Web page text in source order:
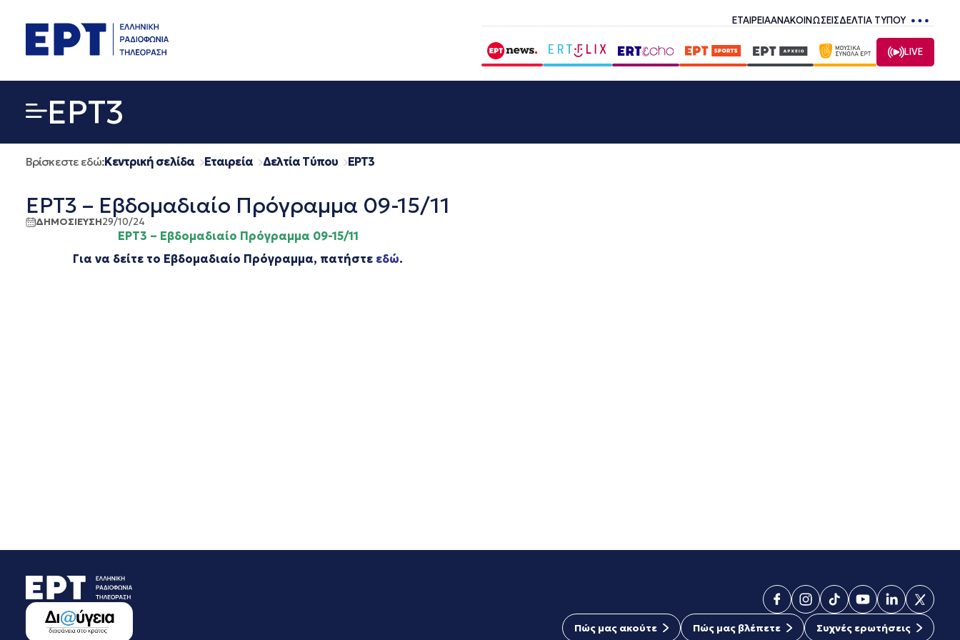
περιεχόμενο
ΕΤΑΙΡΕΙΑΑΝΑΚΟΙΝΩΣΕΙΣΔΕΛΤΙΑ ΤΥΠΟΥ
LIVE
EΡΤ3
Βρίσκεστε εδώ:Κεντρική σελίδα Εταιρεία Δελτία Τύπου EΡΤ3
ΕΡΤ3 – Εβδομαδιαίο Πρόγραμμα 09-15/11
ΔΗΜΟΣΙΕΥΣΗ29/10/24
ΕΡΤ3 – Εβδομαδιαίο Πρόγραμμα 09-15/11
Για να δείτε το Εβδομαδιαίο Πρόγραμμα, πατήστε εδώ.
Πώς μας ακούτε Πώς μας βλέπετε Συχνές ερωτήσεις